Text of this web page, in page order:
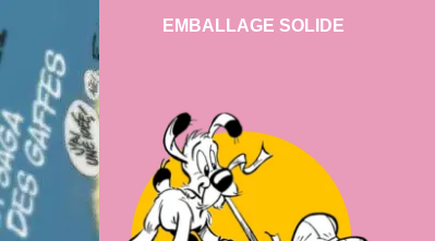
EMBALLAGE SOLIDE